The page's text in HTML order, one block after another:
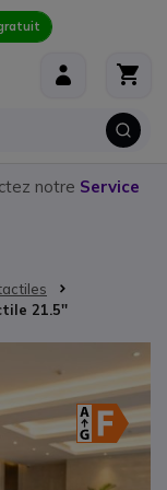
notre Service
21.5''